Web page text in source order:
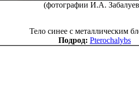
(фотографии И.А.
Тело синее с металлическим
Подрод: Pterochalybs